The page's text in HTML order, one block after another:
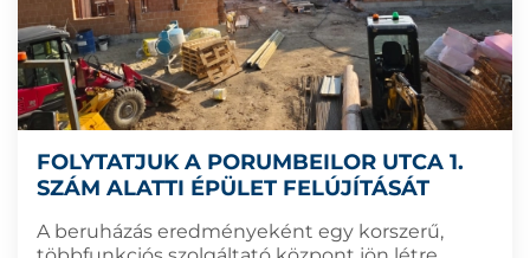
FOLYTATJUK A PORUMBEILOR UTCA 1.
SZÁM ALATTI ÉPÜLET FELÚJÍTÁSÁT
A beruházás eredményeként egy korszerű,